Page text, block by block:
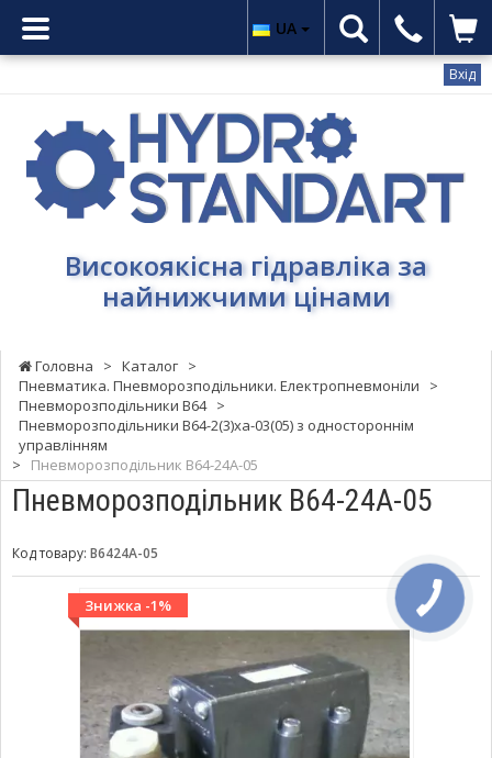
Вхід
Гідростандарт
Високоякісна
гідравліка
цінамиВисокоякісна гідравліка за
найнижчими цінами
UA
Головна > Каталог >
Пневматика. Пневморозподільники. Електропневмоніли
>
Пневморозподільники В64 >
Пневморозподільники В64-2(3)ха-03(05) з одностороннім
управлінням
>
Пневморозподільник В64-24А-05
Пневморозподільник В64-24А-05
Код товару: В6424А-05
Знижка -1%